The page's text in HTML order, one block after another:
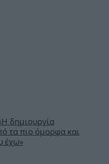
δημιουργία
τα πιο όμορφα και
έχω»